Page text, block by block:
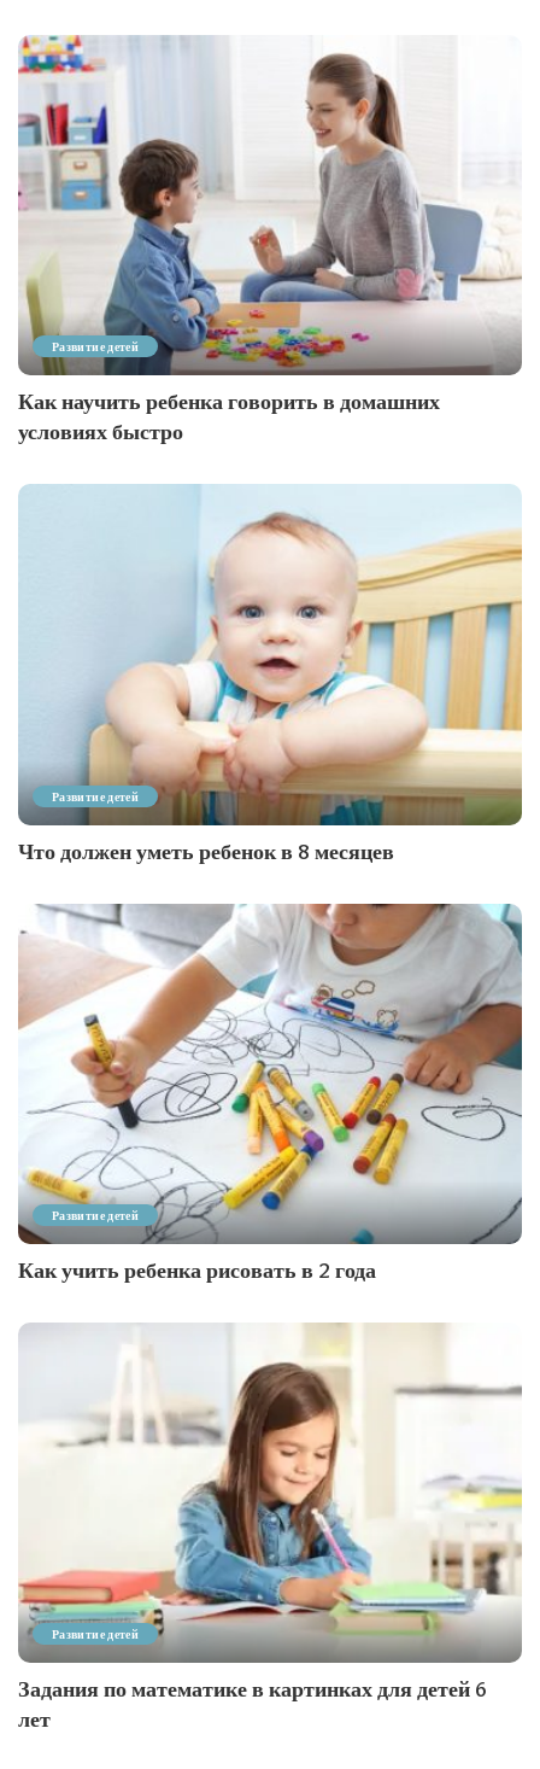
Развитие детей
Как научить ребенка говорить в домашних
условиях быстро
Развитие детей
Что должен уметь ребенок в 8 месяцев
Развитие детей
Как учить ребенка рисовать в 2 года
Развитие детей
Задания по математике в картинках для детей 6
лет